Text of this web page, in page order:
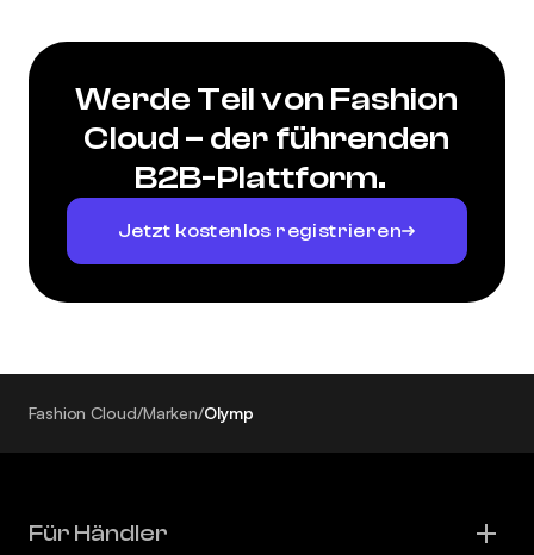
Werde Teil von Fashion
Cloud – der führenden
B2B-Plattform.
Jetzt kostenlos registrieren
Fashion Cloud/Marken/Olymp
Für Händler